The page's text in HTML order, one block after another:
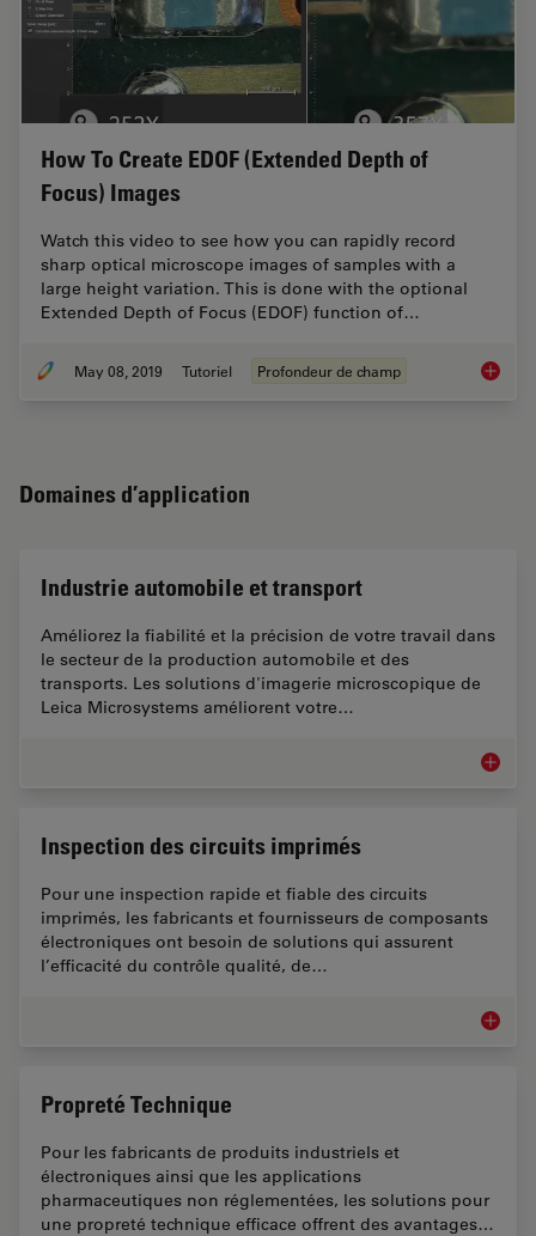
How To Create EDOF (Extended Depth of
Focus) Images
Watch this video to see how you can rapidly record
sharp optical microscope images of samples with a
large height variation. This is done with the optional
Extended Depth of Focus (EDOF) function of…
May 08, 2019 Tutoriel Profondeur de champ How
Domaines d’application
Industrie automobile et transport
Améliorez la fiabilité et la précision de votre travail dans
le secteur de la production automobile et des
transports. Les solutions d'imagerie microscopique de
Leica Microsystems améliorent votre…
Inspection des circuits imprimés
Pour une inspection rapide et fiable des circuits
imprimés, les fabricants et fournisseurs de composants
électroniques ont besoin de solutions qui assurent
l’efficacité du contrôle qualité, de…
Propreté Technique
Pour les fabricants de produits industriels et
électroniques ainsi que les applications
pharmaceutiques non réglementées, les solutions pour
une propreté technique efficace offrent des avantages…